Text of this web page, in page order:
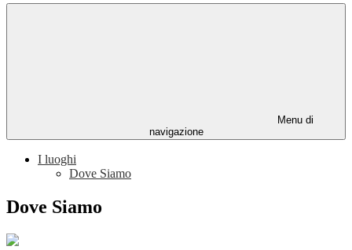
Menu di
navigazione
I luoghi
Dove Siamo
Dove Siamo